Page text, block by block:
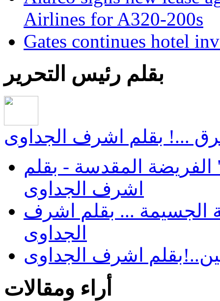
Airlines for A320-200s
Gates continues hotel
بقلم رئيس التحرير
...! بقلم اشرف الجداوى
المقدسة - بقلم
اشرف الجداوى
الجسيمة ... بقلم اشرف
الجداوى
اشرف الجداوى
أراء ومقالات